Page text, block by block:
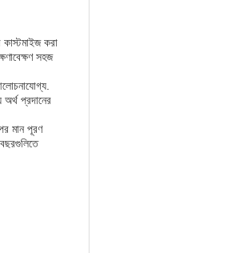
করা
সহজ
প্রদানের
মান পূরণ